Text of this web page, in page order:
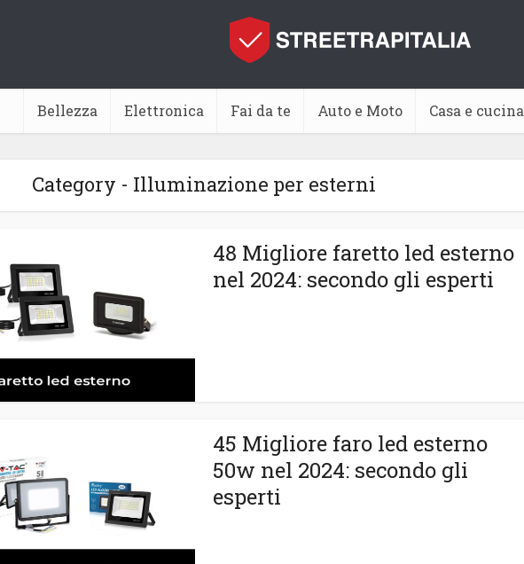
Bellezza Elettronica Fai da te Auto e Moto Casa e cucina
Category - Illuminazione per esterni
48 Migliore faretto led esterno
nel 2024: secondo gli esperti
45 Migliore faro led esterno
50w nel 2024: secondo gli
esperti